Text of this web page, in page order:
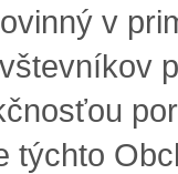
v
týchto